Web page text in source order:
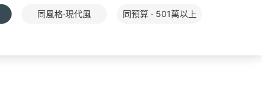
同風格·現代風 同預算 · 501萬以上